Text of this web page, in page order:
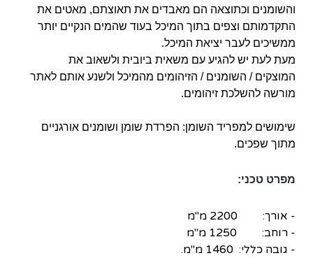
והשומנים וכתוצאה הם מאבדים את תאוצתם, מאטים את
התקדמותם וצפים בתוך המיכל בעוד שהמים הנקיים יותר
ממשיכים לעבר יציאת המיכל.
מעת לעת יש להגיע עם משאית ביובית ולשאוב את
המוצקים / השומנים / הזיהומים מהמיכל ולשנע אותם לאתר
מורשה להשלכת זיהומים.
שימושים למפריד השומן: הפרדת שומן ושומנים אורגניים
מתוך שפכים.
מפרט טכני:
- אורך: 2200 מ"מ
- רוחב: 1250 מ"מ
- גובה כללי: 1460 מ"מ.